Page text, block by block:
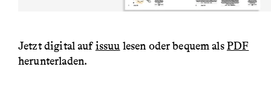
Jetzt digital aufissuu lesen oder bequem alsPDF
herunterladen.